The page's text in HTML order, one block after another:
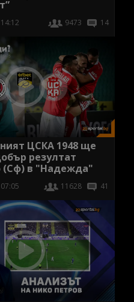
9473 14
ЦСКА 1948 ще
резултат
(Сф) в "Надежда"
11628 41